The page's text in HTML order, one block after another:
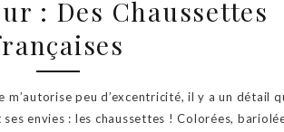
: Des Chaussettes
m’autorise peu d’excentricité, il y a un détail
envies : les chaussettes ! Colorées,